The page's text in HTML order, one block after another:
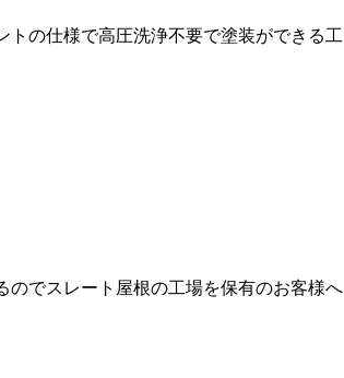
の仕様で高圧洗浄不要で塗装ができる工
のでスレート屋根の工場を保有のお客様へ